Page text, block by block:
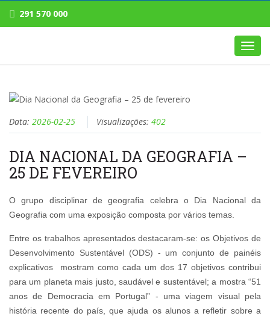
291 570 000
Data: 2026-02-25 Visualizações: 402
DIA NACIONAL DA GEOGRAFIA –
25 DE FEVEREIRO
O grupo disciplinar de geografia celebra o Dia Nacional da
Geografia com uma exposição composta por vários temas.
Entre os trabalhos apresentados destacaram-se: os Objetivos de
Desenvolvimento Sustentável (ODS) - um conjunto de painéis
explicativos
mostram como cada um dos 17 objetivos contribui
para um planeta mais justo, saudável e sustentável; a mostra “51
anos de Democracia em Portugal” - uma viagem visual pela
história recente do país, que ajuda os alunos a refletir sobre a